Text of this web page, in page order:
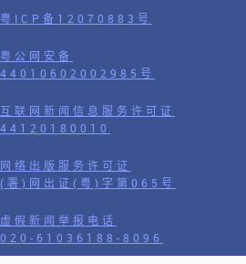
粤ICP备12070883号
粤公网安备
44010602002985号
互联网新闻信息服务许可证
44120180010
网络出版服务许可证
(署)网出证(粤)字第065号
虚假新闻举报电话
020-61036188-8096